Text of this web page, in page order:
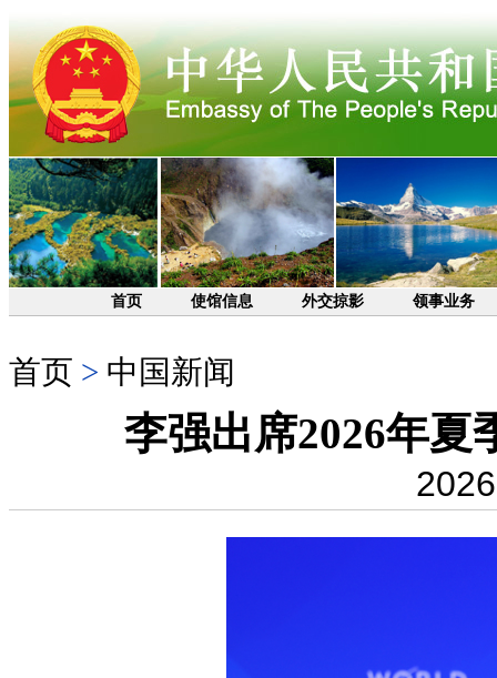
首页 使馆信息 外交掠影 领事业务
首页 > 中国新闻
李强出席2026年夏